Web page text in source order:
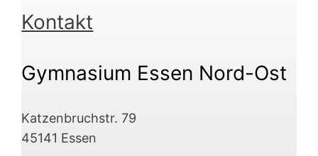
Kontakt
Gymnasium Essen Nord-Ost
Katzenbruchstr. 79
45141 Essen